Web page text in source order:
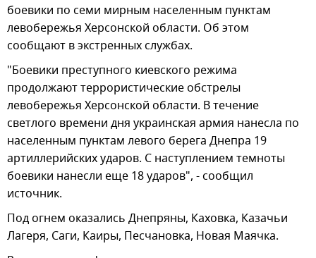
боевики по семи мирным населенным пунктам
левобережья Херсонской области. Об этом
сообщают в экстренных службах.
"Боевики преступного киевского режима
продолжают террористические обстрелы
левобережья Херсонской области. В течение
светлого времени дня украинская армия нанесла по
населенным пунктам левого берега Днепра 19
артиллерийских ударов. С наступлением темноты
боевики нанесли еще 18 ударов", - сообщил
источник.
Под огнем оказались Днепряны, Каховка, Казачьи
Лагеря, Саги, Каиры, Песчановка, Новая Маячка.